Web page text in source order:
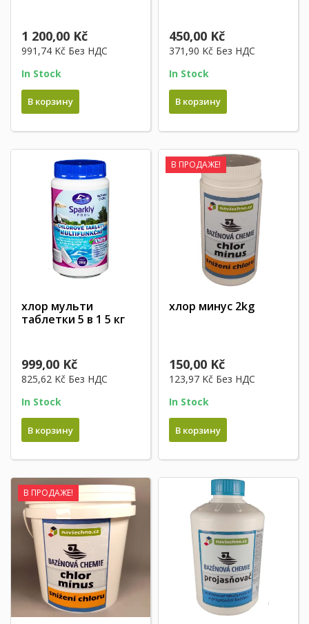
1 200,00 Kč
991,74 Kč Без НДС
In Stock
В корзину
450,00 Kč
371,90 Kč Без НДС
In Stock
В корзину
хлор мульти
таблетки 5 в 1 5 кг
999,00 Kč
825,62 Kč Без НДС
In Stock
В корзину
В ПРОДАЖЕ!
хлор минус 2kg
150,00 Kč
123,97 Kč Без НДС
In Stock
В корзину
В ПРОДАЖЕ!